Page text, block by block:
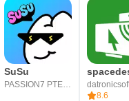
SuSu
8.6